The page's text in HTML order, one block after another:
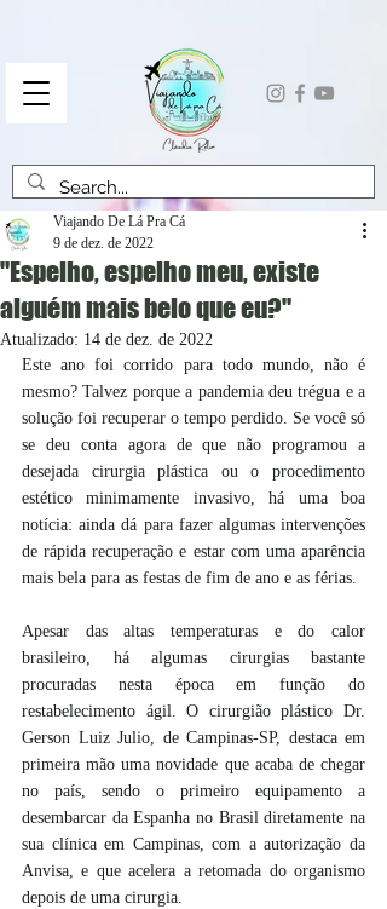
"Espelho, espelho meu, existe
alguém mais belo que eu?"
Viajando De Lá Pra Cá
9 de dez. de 2022
Atualizado: 14 de dez. de 2022
Este ano foi corrido para todo mundo, não é
mesmo? Talvez porque a pandemia deu trégua e a
solução foi recuperar o tempo perdido. Se você só
se deu conta agora de que não programou a
desejada cirurgia plástica ou o procedimento
estético minimamente invasivo, há uma boa
notícia: ainda dá para fazer algumas intervenções
de rápida recuperação e estar com uma aparência
mais bela para as festas de fim de ano e as férias.
Apesar das altas temperaturas e do calor
brasileiro, há algumas cirurgias bastante
procuradas nesta época em função do
restabelecimento ágil. O cirurgião plástico Dr.
Gerson Luiz Julio, de Campinas-SP, destaca em
primeira mão uma novidade que acaba de chegar
no país, sendo o primeiro equipamento a
desembarcar da Espanha no Brasil diretamente na
sua clínica em Campinas, com a autorização da
Anvisa, e que acelera a retomada do organismo
depois de uma cirurgia.